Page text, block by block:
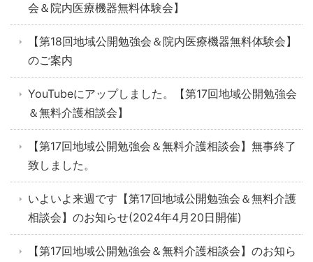
会＆院内医療機器無料体験会】
【第18回地域公開勉強会＆院内医療機器無料体験会】
のご案内
YouTubeにアップしました。【第17回地域公開勉強会
＆無料介護相談会】
【第17回地域公開勉強会＆無料介護相談会】無事終了
致しました。
いよいよ来週です【第17回地域公開勉強会＆無料介護
相談会】のお知らせ(2024年4月20日開催)
【第17回地域公開勉強会＆無料介護相談会】のお知ら